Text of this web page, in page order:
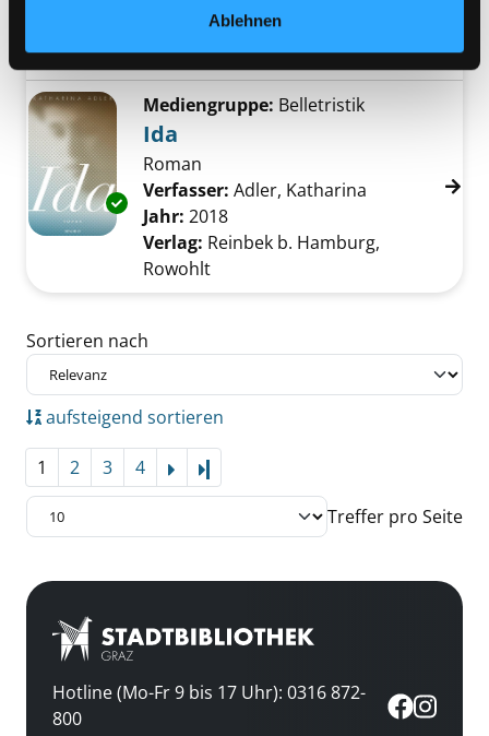
Ablehnen
Exemplar-Details von Im Land der Träume
2019
Verlag:Berlin, Aufbau-Verl.
Exemplar-Details von Ida anzeigen
Mediengruppe: Belletristik
Ida
Roman
Verfasser: Adler, Katharina Suche nach
Jahr: 2018
Verlag: Reinbek b. Hamburg,
Rowohlt
Zu den Suchfiltern springen
Sortieren nach
aufsteigend sortieren
1 2 3 4
Treffer pro Seite
Hotline (Mo-Fr 9 bis 17 Uhr): 0316 872-
800